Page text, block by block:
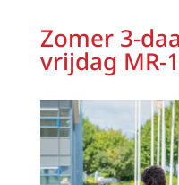
Zomer 3-
vrijdag MR-